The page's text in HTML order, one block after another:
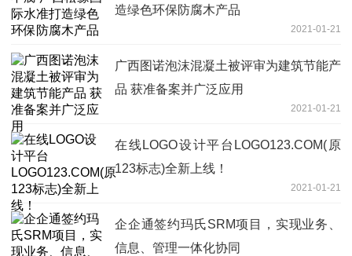
造绿色环保防腐木产品
2021-01-21
广西图诺泡沫混凝土被评审为建筑节能产
品 获准备案并广泛应用
2021-01-21
在线LOGO设计平台LOGO123.COM(原
123标志)全新上线！
2021-01-21
企企通签约玛氏SRM项目，实现业务、
信息、管理一体化协同